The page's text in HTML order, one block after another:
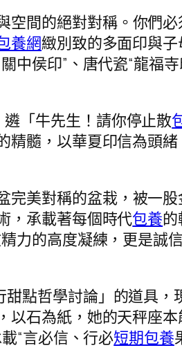
空間的絕對對稱。你們
養網緻別致的多面印與
中侯印”、唐代瓷“龍福
「牛先生！請你停止散
精髓，以華夏印信為頭
完美對稱的盆栽，被一
，承載著每個時代包養
力的高度凝練，更是誠
點哲學討論」的道具，
以石為紙，她的天秤座
“言必信、行必短期包養